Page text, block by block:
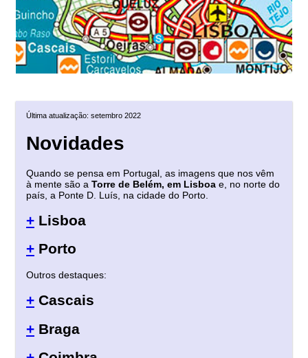
Última atualização: setembro 2022
Novidades
Quando se pensa em Portugal, as imagens que nos vêm
à mente são a Torre de Belém, em Lisboa e, no norte do
país, a Ponte D. Luís, na cidade do Porto.
+ Lisboa
+ Porto
Outros destaques:
+ Cascais
+ Braga